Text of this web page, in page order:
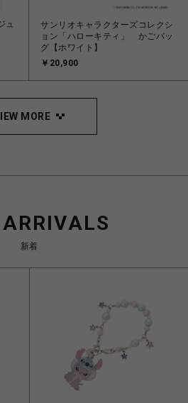
ュ
サンリオキャラクターズコレクシ
ョン「ハローキティ」 かごバッ
グ【ホワイト】
￥20,900
MORE
新着